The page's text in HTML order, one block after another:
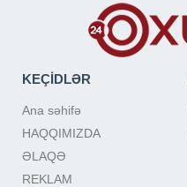
KEÇİDLƏR
Ana səhifə
HAQQIMIZDA
ƏLAQƏ
REKLAM